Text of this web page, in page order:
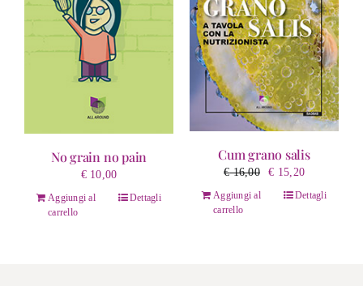
No grain no pain
€10,00
Aggiungi al
carrello
Dettagli
Cum grano salis
€16,00
Il
prezzo
€ 15,20Il
prezzo
Aggiungi al
carrello
Dettagli